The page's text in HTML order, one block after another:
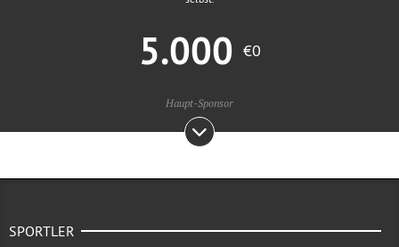
5.000 €0
Haupt-Sponsor
SPORTLER